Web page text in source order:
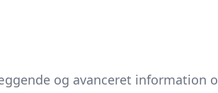
og avanceret information